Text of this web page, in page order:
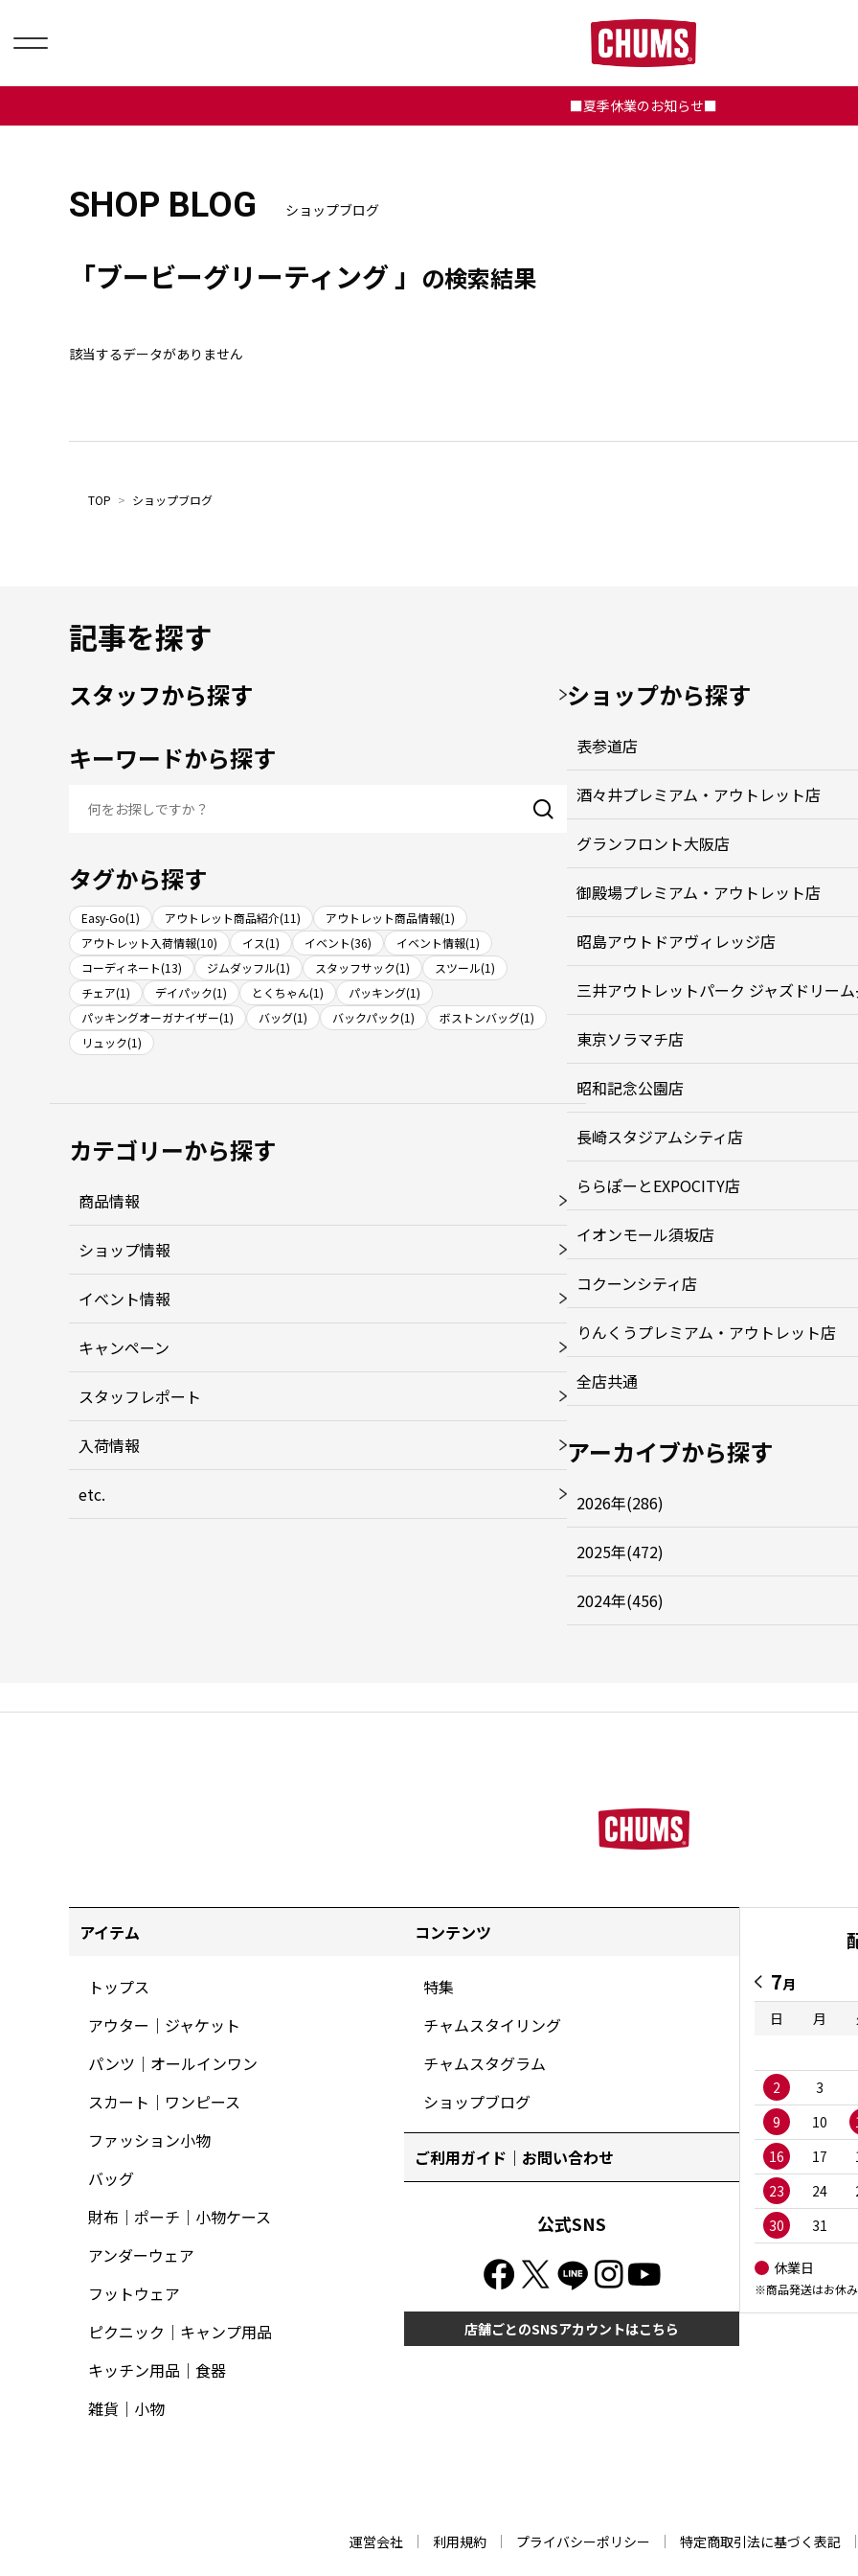
■夏季休業のお知らせ■
SHOP BLOG ショップブログ
「ブービーグリーティング 」 の検索結果
該当するデータがありません
TOP > ショップブログ
記事を探す
スタッフから探す
キーワードから探す
タグから探す
Easy-Go(1) アウトレット商品紹介(11)
アウトレット商品情報(1)
アウトレット入荷情報(10)
イス(1) イベント(36)
イベント情報(1)
コーディネート(13)
ジムダッフル(1) スタッフサック(1)
スツール(1)
チェア(1)
デイパック(1) とくちゃん(1)
パッキング(1)
パッキングオーガナイザー(1)
バッグ(1) バックパック(1)
ボストンバッグ(1)
リュック(1)
カテゴリーから探す
商品情報
ショップ情報
イベント情報
キャンペーン
スタッフレポート
入荷情報
etc.
ショップから探す
表参道店
酒々井プレミアム・アウトレット店
グランフロント大阪店
御殿場プレミアム・アウトレット店
昭島アウトドアヴィレッジ店
三井アウトレットパーク ジャズドリー
東京ソラマチ店
昭和記念公園店
長崎スタジアムシティ店
ららぽーとEXPOCITY店
イオンモール須坂店
コクーンシティ店
りんくうプレミアム・アウトレット店
全店共通
アーカイブから探す
2026年(286)
2025年(472)
2024年(456)
アイテム
トップス
アウター｜ジャケット
パンツ｜オールインワン
スカート｜ワンピース
ファッション小物
バッグ
財布｜ポーチ｜小物ケース
アンダーウェア
フットウェア
ピクニック｜キャンプ用品
キッチン用品｜食器
雑貨｜小物
コンテンツ
特集
チャムスタイリング
チャムスタグラム
ショップブログ
ご利用ガイド｜お問い合わせ
公式SNS
店舗ごとのSNSアカウントはこちら
7月
日
月
2
3
9
10
16
17
23
24
30
31
休業日
※商品発送はお休
運営会社 利用規約 プライバシーポリシー 特定商取引法に基づく表記